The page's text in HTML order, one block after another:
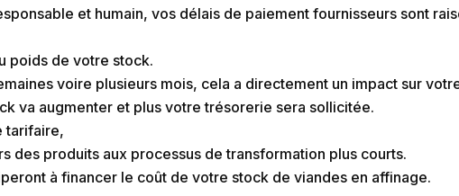
et humain, vos délais de paiement fournisseurs sont
poids de votre stock.
voire plusieurs mois, cela a directement un impact sur
va augmenter et plus votre trésorerie sera sollicitée.
tarifaire,
produits aux processus de transformation plus courts.
à financer le coût de votre stock de viandes en affinage.